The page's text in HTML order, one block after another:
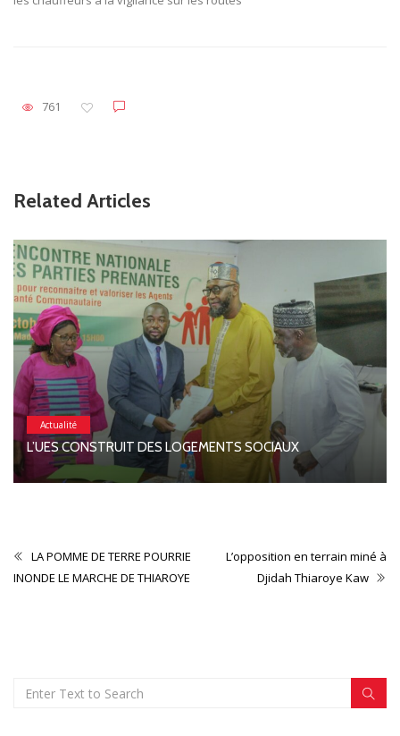
761
Related Articles
Actualité
L’UES CONSTRUIT DES LOGEMENTS SOCIAUX
LA POMME DE TERRE POURRIE
INONDE LE MARCHE DE THIAROYE
L’opposition en terrain miné à
Djidah Thiaroye Kaw